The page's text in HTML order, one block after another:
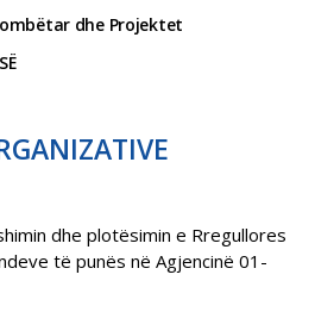
dhe Projektet
dhe plotësimin e Rregullores
të punës në Agjencinë 01-